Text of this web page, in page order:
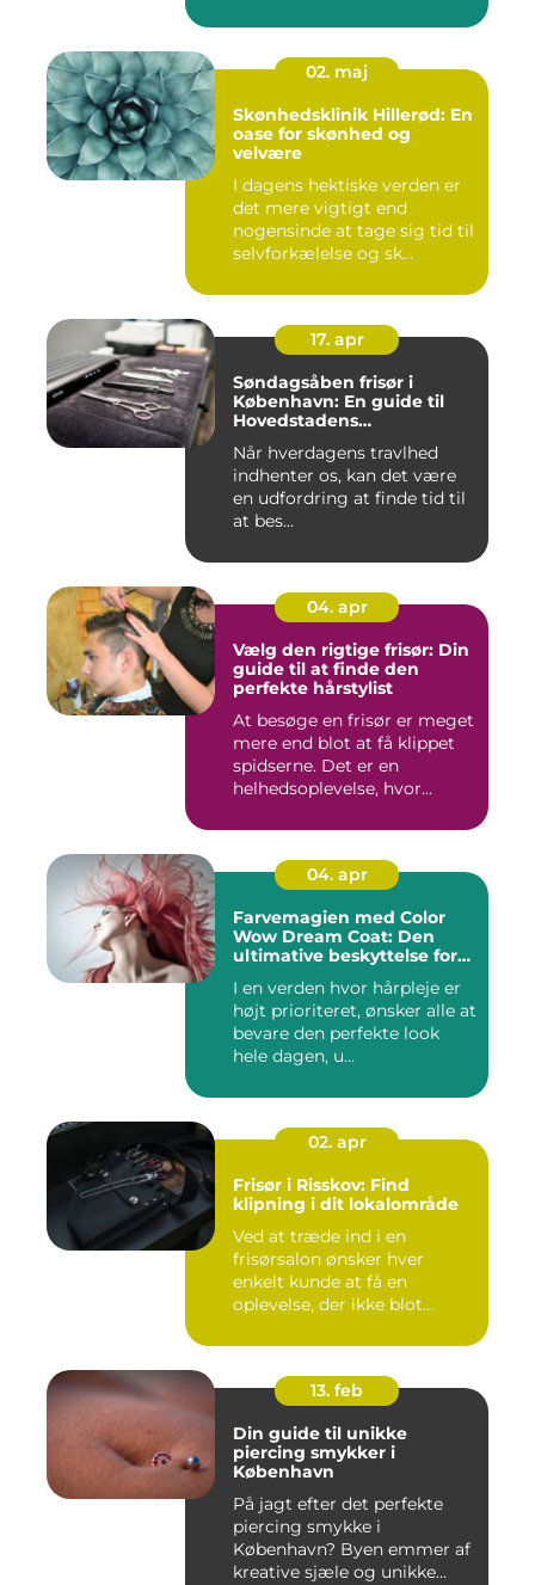
02. maj
Skønhedsklinik Hillerød: En
oase for skønhed og
velvære
I dagens hektiske verden er
det mere vigtigt end
nogensinde at tage sig tid til
selvforkælelse og sk...
17. apr
Søndagsåben frisør i
København: En guide til
Hovedstadens
Når hverdagens travlhed
indhenter os, kan det være
en udfordring at finde tid til
at bes...
04. apr
Vælg den rigtige frisør: Din
guide til at finde den
perfekte hårstylist
At besøge en frisør er meget
mere end blot at få klippet
spidserne. Det er en
helhedsoplevelse, hvor...
04. apr
Farvemagien med Color
Wow Dream Coat: Den
ultimative beskyttelse for
I en verden hvor hårpleje er
højt prioriteret, ønsker alle at
bevare den perfekte look
hele dagen, u...
02. apr
Frisør i Risskov: Find
klipning i dit lokalområde
Ved at træde ind i en
frisørsalon ønsker hver
enkelt kunde at få en
oplevelse, der ikke blot
13. feb
Din guide til unikke
piercing smykker i
København
På jagt efter det perfekte
piercing smykke i
København? Byen emmer af
kreative sjæle og unikke